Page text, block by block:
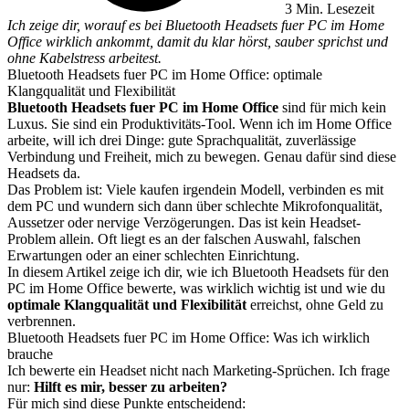
3 Min. Lesezeit
Ich zeige dir, worauf es bei Bluetooth Headsets fuer PC im Home
Office wirklich ankommt, damit du klar hörst, sauber sprichst und
ohne Kabelstress arbeitest.
Bluetooth Headsets fuer PC im Home Office: optimale
Klangqualität und Flexibilität
Bluetooth Headsets fuer PC im Home Office sind für mich kein
Luxus. Sie sind ein Produktivitäts-Tool. Wenn ich im Home Office
arbeite, will ich drei Dinge: gute Sprachqualität, zuverlässige
Verbindung und Freiheit, mich zu bewegen. Genau dafür sind diese
Headsets da.
Das Problem ist: Viele kaufen irgendein Modell, verbinden es mit
dem PC und wundern sich dann über schlechte Mikrofonqualität,
Aussetzer oder nervige Verzögerungen. Das ist kein Headset-
Problem allein. Oft liegt es an der falschen Auswahl, falschen
Erwartungen oder an einer schlechten Einrichtung.
In diesem Artikel zeige ich dir, wie ich Bluetooth Headsets für den
PC im Home Office bewerte, was wirklich wichtig ist und wie du
optimale Klangqualität und Flexibilität erreichst, ohne Geld zu
verbrennen.
Bluetooth Headsets fuer PC im Home Office: Was ich wirklich
brauche
Ich bewerte ein Headset nicht nach Marketing-Sprüchen. Ich frage
nur: Hilft es mir, besser zu arbeiten?
Für mich sind diese Punkte entscheidend: